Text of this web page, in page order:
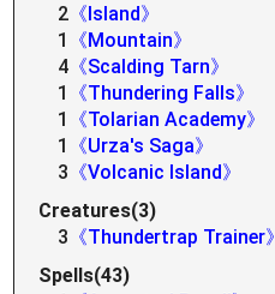
2 《Island》
1
《Mountain》
4 《Scalding Tarn》
1
《Thundering Falls》
1
《Tolarian Academy》
1
《Urza's Saga》
3 《Volcanic Island》
Creatures(3)
3 《Thundertrap Trainer》
Spells(43)